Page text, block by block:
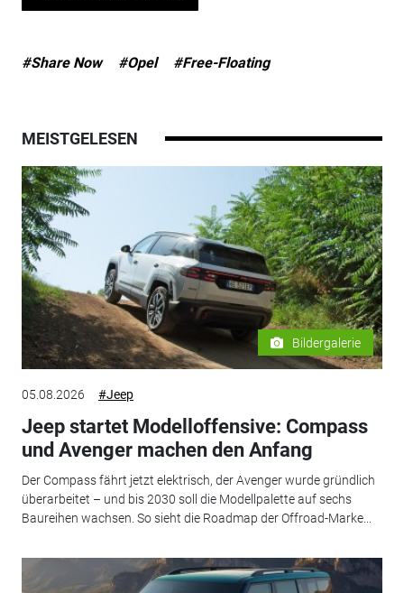
#Share Now #Opel #Free-Floating
MEISTGELESEN
Bildergalerie
05.08.2026 #Jeep
Jeep startet Modelloffensive: Compass
und Avenger machen den Anfang
Der Compass fährt jetzt elektrisch, der Avenger wurde gründlich
überarbeitet – und bis 2030 soll die Modellpalette auf sechs
Baureihen wachsen. So sieht die Roadmap der Offroad-Marke...